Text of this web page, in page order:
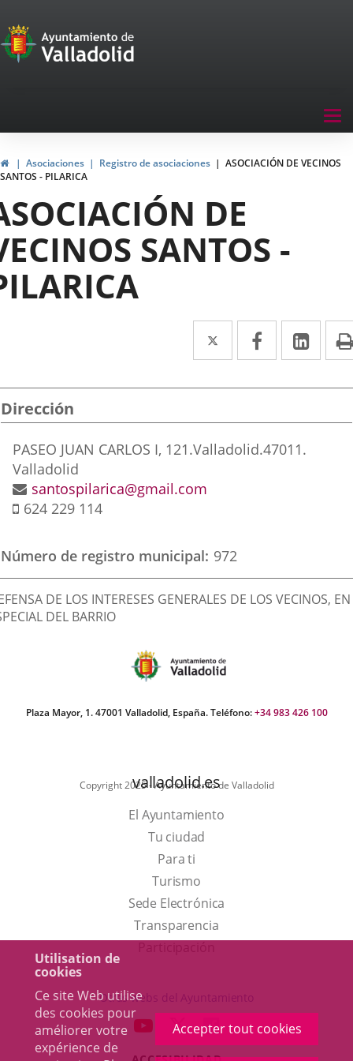
Utilisation de
cookies
Ce site Web utilise
des cookies pour
améliorer votre
expérience de
Accepter tout cookies
Portal
de
navegación
InicioAsociaciones Registro de asociaciones
ASOCIACIÓN DE VECINOS
SANTOS - PILARICA
DE
SANTOS -
Twitter
Enlace
a
una
externa.
Facebook
Enlace
a
una
externa.
a
una
Dirección
Adresse
postale
PASEO JUAN CARLOS I, 121.Valladolid.47011.
Valladolid
Adresse
de
électronique
santospilarica@gmail.com
Téléphone
624 229 114
Número de registro municipal 972
DE LOS INTERESES GENERALES DE LOS VECINOS, EN
DEL BARRIO
Plaza Mayor, 1. 47001 Valladolid, España. Teléfono:+34 983 426 100
Copyright 2025 - Ayuntamiento de Valladolid
valladolid.es
El Ayuntamiento
Tu ciudad
Para ti
TurismoEste
enlace
se
ventana
nueva.
Sede Electrónica
Transparencia
Otras webs del Ayuntamiento
ENLACE
A
ENLACE
A
ENLACE
A